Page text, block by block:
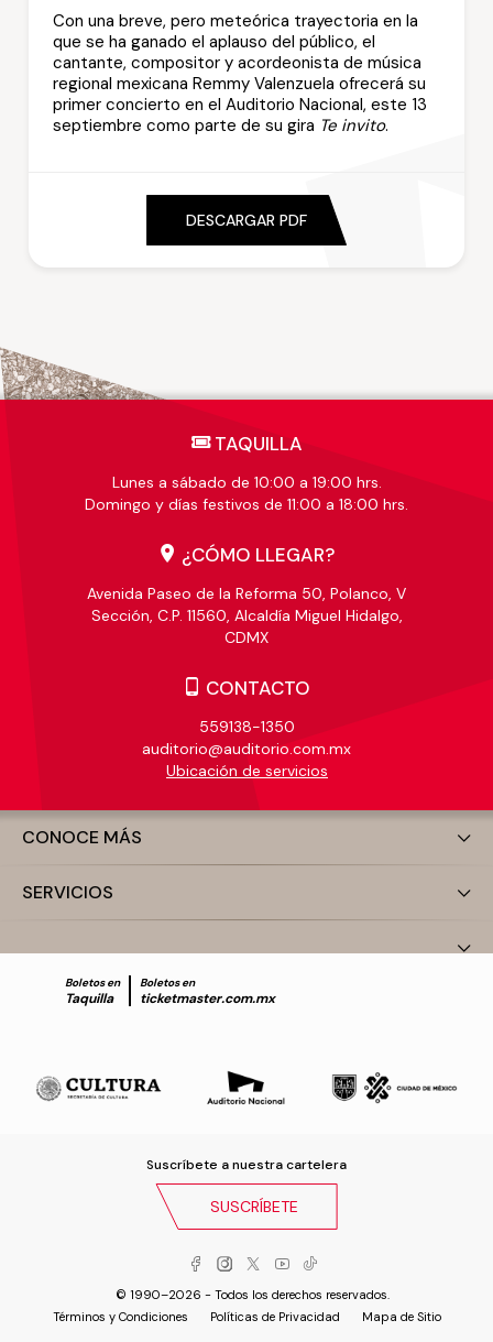
Con una breve, pero meteórica trayectoria en la
que se ha ganado el aplauso del público, el
cantante, compositor y acordeonista de música
regional mexicana Remmy Valenzuela ofrecerá su
primer concierto en el Auditorio Nacional, este 13
septiembre como parte de su gira Te invito.
DESCARGAR PDF
TAQUILLA
Lunes a sábado de 10:00 a 19:00 hrs.
Domingo y días festivos de 11:00 a 18:00 hrs.
¿CÓMO LLEGAR?
Avenida Paseo de la Reforma 50, Polanco, V
Sección, C.P. 11560, Alcaldía Miguel Hidalgo,
CDMX
CONTACTO
559138-1350
auditorio@auditorio.com.mx
Ubicación de servicios
CONOCE MÁS
SERVICIOS
Boletos en
Taquilla
Boletos en
ticketmaster.com.mx
Suscríbete a nuestra cartelera
SUSCRÍBETE
© 1990–2026 - Todos los derechos reservados.
Términos y Condiciones
Políticas de Privacidad Mapa de Sitio